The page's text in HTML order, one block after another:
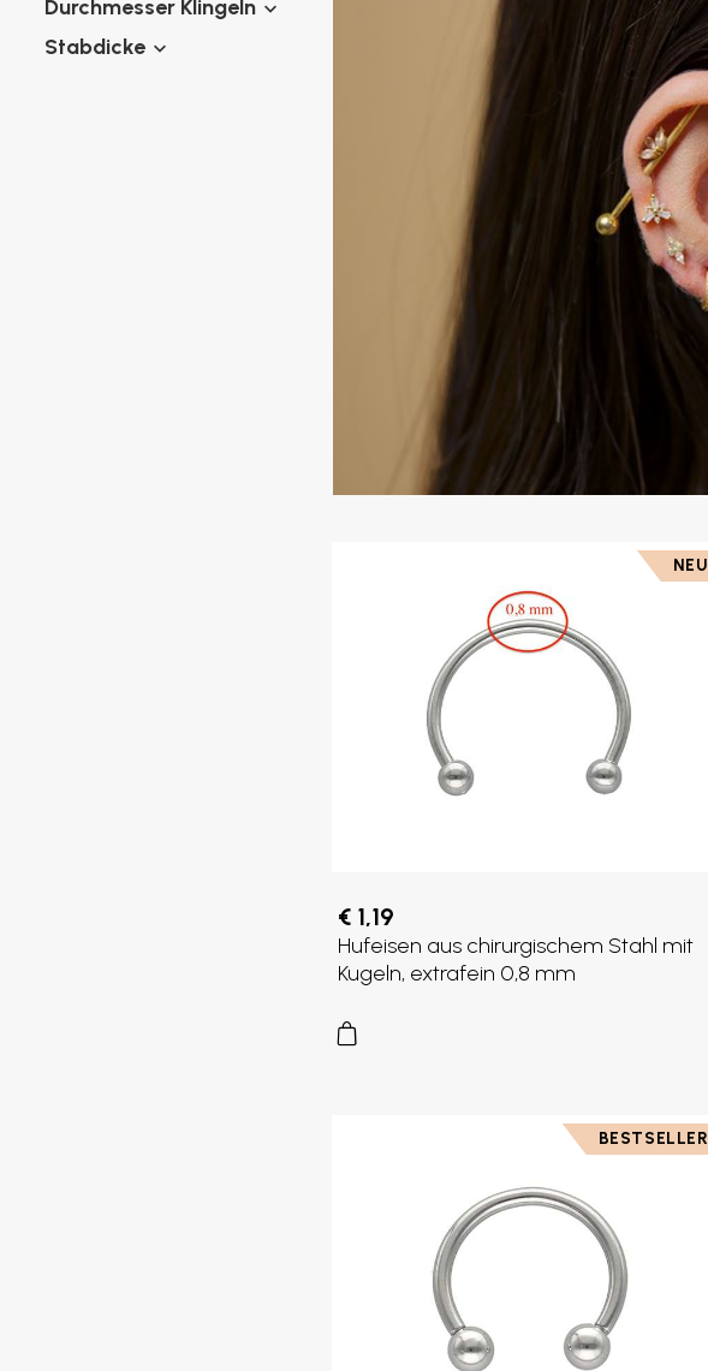
Spirale Piercings
Industrial Piercings
Durchmesser Klingeln
Stabdicke
NEU
€ 1,19
Hufeisen aus chirurgischem Stahl mit
Kugeln, extrafein 0,8 mm
BESTSELLER